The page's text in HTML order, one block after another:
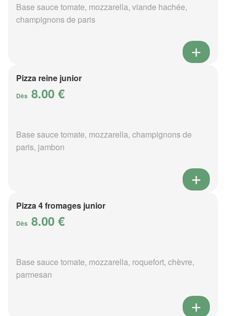
Base sauce tomate, mozzarella, viande hachée,
champignons de paris
Pizza reine junior
Dès 8.00 €
Base sauce tomate, mozzarella, champignons de
paris, jambon
Pizza 4 fromages junior
Dès 8.00 €
Base sauce tomate, mozzarella, roquefort, chèvre,
parmesan